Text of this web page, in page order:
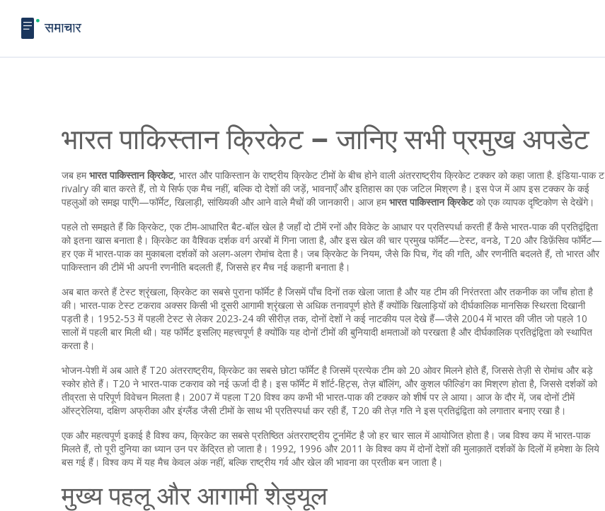
भारत पाकिस्तान क्रिकेट – जानिए सभी प्रमुख अपडेट
जब हमभारत पाकिस्तान क्रिकेट, भारत और पाकिस्तान के राष्ट्रीय क्रिकेट टीमों के बीच होने वाली अंतरराष्ट्रीय क्रिकेट टक्कर को कहा जाता है. इंडिया‑पाक ट
rivalry की बात करते हैं, तो ये सिर्फ एक मैच नहीं, बल्कि दो देशों की जड़ें, भावनाएँ और इतिहास का एक जटिल मिश्रण है। इस पेज में आप इस टक्कर के कई
पहलुओं को समझ पाएँगे—फॉर्मेट, खिलाड़ी, सांख्यिकी और आने वाले मैचों की जानकारी। आज हमभारत पाकिस्तान क्रिकेटको एक व्यापक दृष्टिकोण से देखेंगे।
पहले तो समझते हैं किक्रिकेट, एक टीम‑आधारित बैट‑बॉल खेल है जहाँ दो टीमें रनों और विकेट के आधार पर प्रतिस्पर्धा करती हैंकैसे भारत‑पाक की प्रतिद्वंद्विता
को इतना खास बनाता है। क्रिकेट का वैश्विक दर्शक वर्ग अरबों में गिना जाता है, और इस खेल की चार प्रमुख फॉर्मेट—टेस्ट, वनडे, T20 और डिफ़ेंसिव फॉर्मेट—
हर एक में भारत‑पाक का मुकाबला दर्शकों को अलग‑अलग रोमांच देता है। जब क्रिकेट के नियम, जैसे कि पिच, गेंद की गति, और रणनीति बदलते हैं, तो भारत और
पाकिस्तान की टीमें भी अपनी रणनीति बदलती हैं, जिससे हर मैच नई कहानी बनाता है।
अब बात करते हैंटेस्ट श्रृंखला, क्रिकेट का सबसे पुराना फॉर्मेट है जिसमें पाँच दिनों तक खेला जाता है और यह टीम की निरंतरता और तकनीक का जाँच होता है
की। भारत‑पाक टेस्ट टकराव अक्सर किसी भी दूसरी आगामी श्रृंखला से अधिक तनावपूर्ण होते हैं क्योंकि खिलाड़ियों को दीर्घकालिक मानसिक स्थिरता दिखानी
पड़ती है। 1952‑53 में पहली टेस्ट से लेकर 2023‑24 की सीरीज़ तक, दोनों देशों ने कई नाटकीय पल देखे हैं—जैसे 2004 में भारत की जीत जो पहले 10
सालों में पहली बार मिली थी। यह फॉर्मेट इसलिए महत्त्वपूर्ण है क्योंकि यह दोनों टीमों की बुनियादी क्षमताओं को परखता है और दीर्घकालिक प्रतिद्वंद्विता को स्थापित
करता है।
भोजन‑पेशी में अब आते हैं T20 अंतरराष्ट्रीय, क्रिकेट का सबसे छोटा फॉर्मेट है जिसमें प्रत्येक टीम को 20 ओवर मिलने होते हैं, जिससे तेज़ी से रोमांच और बड़े
स्कोर होते हैं। T20 ने भारत‑पाक टकराव को नई ऊर्जा दी है। इस फॉर्मेट में शॉर्ट‑हिट्स, तेज़ बॉलिंग, और कुशल फील्डिंग का मिश्रण होता है, जिससे दर्शकों को
तीव्रता से परिपूर्ण विवेचन मिलता है। 2007 में पहला T20 विश्व कप कभी भी भारत‑पाक की टक्कर को शीर्ष पर ले आया। आज के दौर में, जब दोनों टीमें
ऑस्ट्रेलिया, दक्षिण अफ्रीका और इंग्लैंड जैसी टीमों के साथ भी प्रतिस्पर्धा कर रही हैं, T20 की तेज़ गति ने इस प्रतिद्वंद्विता को लगातार बनाए रखा है।
एक और महत्वपूर्ण इकाई है विश्व कप, क्रिकेट का सबसे प्रतिष्ठित अंतरराष्ट्रीय टूर्नामेंट है जो हर चार साल में आयोजित होता है । जब विश्व कप में भारत‑पाक
मिलते हैं, तो पूरी दुनिया का ध्यान उन पर केंद्रित हो जाता है। 1992, 1996 और 2011 के विश्व कप में दोनों देशों की मुलाक़ातें दर्शकों के दिलों में हमेशा के लिये
बस गई हैं। विश्व कप में यह मैच केवल अंक नहीं, बल्कि राष्ट्रीय गर्व और खेल की भावना का प्रतीक बन जाता है।
मुख्य पहलू और आगामी शेड्यूल